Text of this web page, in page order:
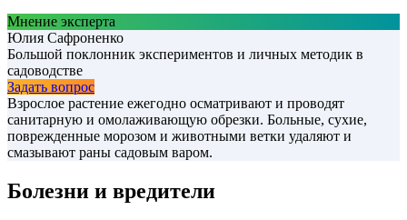
Мнение эксперта
Юлия Сафроненко
Большой поклонник экспериментов и личных методик в
садоводстве
Задать вопрос
Взрослое растение ежегодно осматривают и проводят
санитарную и омолаживающую обрезки. Больные, сухие,
поврежденные морозом и животными ветки удаляют и
смазывают раны садовым варом.
Болезни и вредители